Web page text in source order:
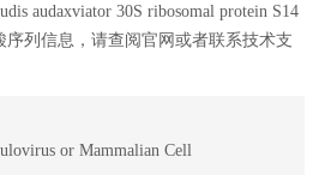
audaxviator 30S ribosomal protein S14
序列信息，请查阅官网或者联系技术支
or Mammalian Cell